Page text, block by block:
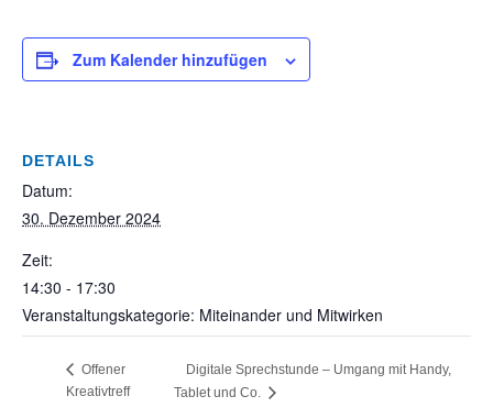
Zum Kalender hinzufügen
DETAILS
Datum:
30. Dezember 2024
Zeit:
14:30 - 17:30
Veranstaltungskategorie: Miteinander und Mitwirken
Offener
Kreativtreff
Digitale Sprechstunde – Umgang mit Handy,
Tablet und Co.